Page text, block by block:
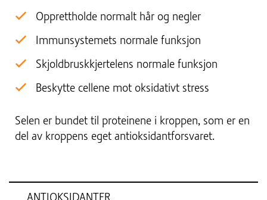
Opprettholde normalt hår og negler
Immunsystemets normale funksjon
Skjoldbruskkjertelens normale funksjon
Beskytte cellene mot oksidativt stress
Selen er bundet til proteinene i kroppen, som er en
del av kroppens eget antioksidantforsvaret.